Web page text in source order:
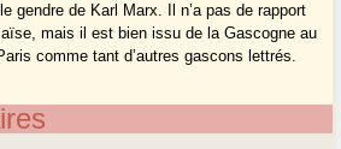
gendre de Karl Marx. Il n’a pas de rapport
mais il est bien issu de la Gascogne au
comme tant d’autres gascons lettrés.